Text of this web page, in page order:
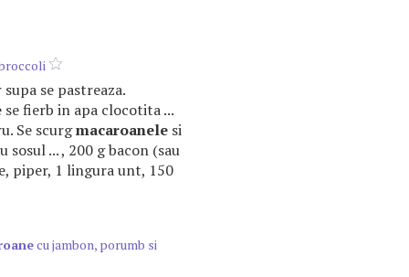
se pastreaza.
se fierb in apa clocotita ...
Se scurgmacaroanele si
sosul ... , 200 g bacon (sau
piper, 1 lingura unt, 150
cu jambon, porumb si